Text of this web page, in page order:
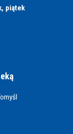
piątek